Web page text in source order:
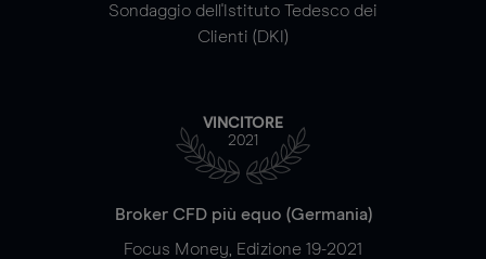
Sondaggio dell'Istituto Tedesco dei
Clienti (DKI)
VINCITORE
2021
Broker CFD più equo (Germania)
Focus Money, Edizione 19-2021